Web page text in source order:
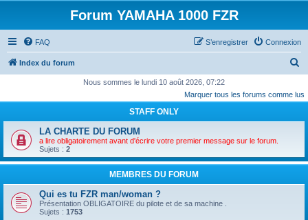
Forum YAMAHA 1000 FZR
FAQ Connexion
S’enregistrer
Index du forum
c
c
Nous sommes le lundi 10 août 2026, 07:22
Marquer tous les forums comme lus
STAFF ONLY
LA CHARTE DU FORUM
a lire obligatoirement avant d'écrire votre premier message sur le forum.
Sujets : 2
MEMBRES DU FORUM
Qui es tu FZR man/woman ?
Présentation OBLIGATOIRE du pilote et de sa machine .
Sujets : 1753